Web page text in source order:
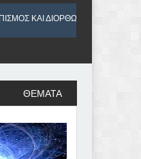
ΔΙΟΡΘΩΣΗ ΤΟΥ ΠΡΟΒΛΗΜΑΤΟΣ
ΘΕΜΑΤΑ